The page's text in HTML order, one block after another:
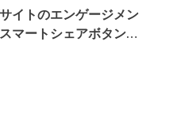
イトのエンゲージメン
マートシェアボタンの